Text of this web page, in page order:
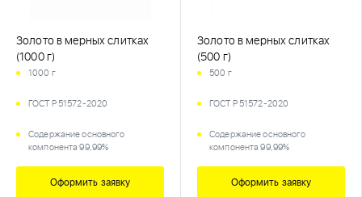
Золото в мерных слитках
(1000 г)
1000 г
ГОСТ Р 51572-2020
Содержание основного
компонента 99,99%
Оформить заявку
Золото в мерных слитках
(500 г)
500 г
ГОСТ Р 51572-2020
Содержание основного
компонента 99,99%
Оформить заявку